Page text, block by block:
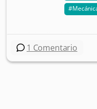
1 Comentario